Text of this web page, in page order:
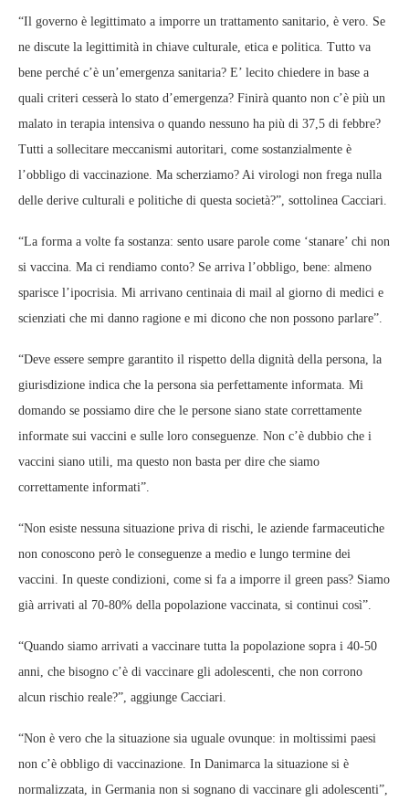
“Il governo è legittimato a imporre un trattamento sanitario, è vero. Se
ne discute la legittimità in chiave culturale, etica e politica. Tutto va
bene perché c’è un’emergenza sanitaria? E’ lecito chiedere in base a
quali criteri cesserà lo stato d’emergenza? Finirà quanto non c’è più un
malato in terapia intensiva o quando nessuno ha più di 37,5 di febbre?
Tutti a sollecitare meccanismi autoritari, come sostanzialmente è
l’obbligo di vaccinazione. Ma scherziamo? Ai virologi non frega nulla
delle derive culturali e politiche di questa società?”, sottolinea Cacciari.
“La forma a volte fa sostanza: sento usare parole come ‘stanare’ chi non
si vaccina. Ma ci rendiamo conto? Se arriva l’obbligo, bene: almeno
sparisce l’ipocrisia. Mi arrivano centinaia di mail al giorno di medici e
scienziati che mi danno ragione e mi dicono che non possono parlare”.
“Deve essere sempre garantito il rispetto della dignità della persona, la
giurisdizione indica che la persona sia perfettamente informata. Mi
domando se possiamo dire che le persone siano state correttamente
informate sui vaccini e sulle loro conseguenze. Non c’è dubbio che i
vaccini siano utili, ma questo non basta per dire che siamo
correttamente informati”.
“Non esiste nessuna situazione priva di rischi, le aziende farmaceutiche
non conoscono però le conseguenze a medio e lungo termine dei
vaccini. In queste condizioni, come si fa a imporre il green pass? Siamo
già arrivati al 70-80% della popolazione vaccinata, si continui così”.
“Quando siamo arrivati a vaccinare tutta la popolazione sopra i 40-50
anni, che bisogno c’è di vaccinare gli adolescenti, che non corrono
alcun rischio reale?”, aggiunge Cacciari.
“Non è vero che la situazione sia uguale ovunque: in moltissimi paesi
non c’è obbligo di vaccinazione. In Danimarca la situazione si è
normalizzata, in Germania non si sognano di vaccinare gli adolescenti”,